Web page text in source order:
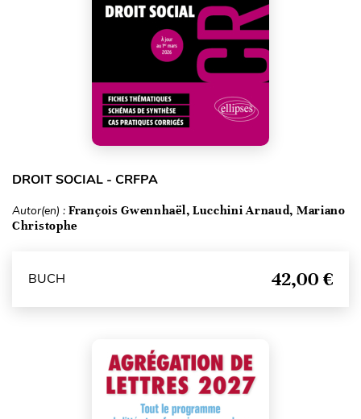
DROIT SOCIAL - CRFPA
Autor(en) : François Gwennhaël, Lucchini Arnaud, Mariano
Christophe
BUCH 42,00 €